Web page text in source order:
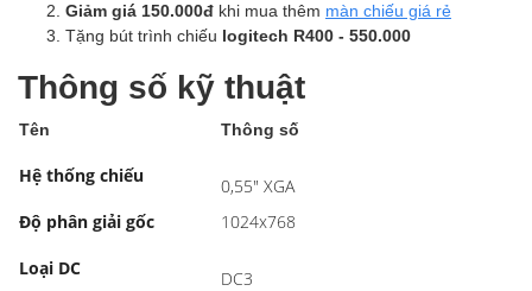
Giảm giá 150.000đ khi mua thêm màn chiếu giá rẻ
Tặng bút trình chiếu logitech R400 - 550.000
Thông số kỹ thuật
Tên Thông số
Hệ thống chiếu
0,55" XGA
Độ phân giải gốc
1024x768
Loại DC
DC3